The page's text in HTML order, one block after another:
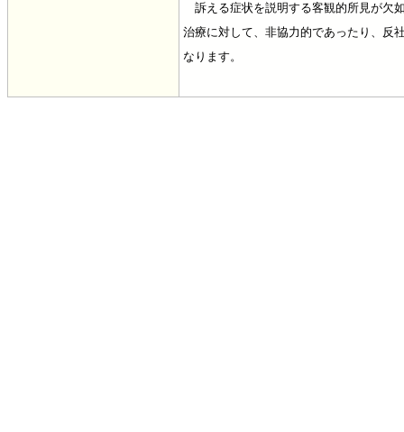
訴える症状を説明する客観的所見が欠
治療に対して、非協力的であったり、反
なります。